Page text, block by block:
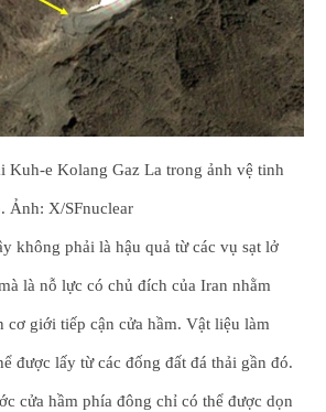
Kuh-e Kolang Gaz La trong ảnh vệ tinh
Ảnh: X/SFnuclear
không phải là hậu quả từ các vụ sạt lở
là nỗ lực có chủ đích của Iran nhằm
cơ giới tiếp cận cửa hầm. Vật liệu làm
được lấy từ các đống đất đá thải gần đó.
cửa hầm phía đông chỉ có thể được dọn